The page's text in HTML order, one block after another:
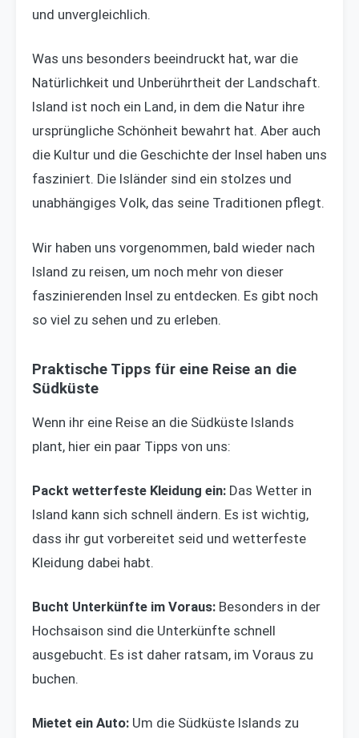
und unvergleichlich.
Was uns besonders beeindruckt hat, war die
Natürlichkeit und Unberührtheit der Landschaft.
Island ist noch ein Land, in dem die Natur ihre
ursprüngliche Schönheit bewahrt hat. Aber auch
die Kultur und die Geschichte der Insel haben uns
fasziniert. Die Isländer sind ein stolzes und
unabhängiges Volk, das seine Traditionen pflegt.
Wir haben uns vorgenommen, bald wieder nach
Island zu reisen, um noch mehr von dieser
faszinierenden Insel zu entdecken. Es gibt noch
so viel zu sehen und zu erleben.
Praktische Tipps für eine Reise an die
Südküste
Wenn ihr eine Reise an die Südküste Islands
plant, hier ein paar Tipps von uns:
Packt wetterfeste Kleidung ein: Das Wetter in
Island kann sich schnell ändern. Es ist wichtig,
dass ihr gut vorbereitet seid und wetterfeste
Kleidung dabei habt.
Bucht Unterkünfte im Voraus: Besonders in der
Hochsaison sind die Unterkünfte schnell
ausgebucht. Es ist daher ratsam, im Voraus zu
buchen.
Mietet ein Auto: Um die Südküste Islands zu